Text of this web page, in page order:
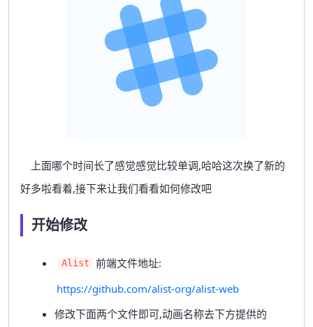
上面哪个时间长了感觉感觉比较单调,哈哈这次换了新的
好多啦看着,接下来让我们看看如何修改吧
开始修改
Alist
前端文件地址:
https://github.com/alist-org/alist-web
修改下面两个文件即可,动画名称去下方提供的